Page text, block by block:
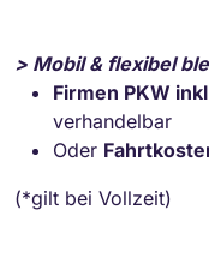
> Mobil & flexibel
Firmen PKW
verhandelbar
Oder
(*gilt bei Vollzeit)